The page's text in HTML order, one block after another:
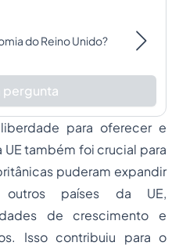
do Reino Unido?
pergunta
para oferecer e
também foi crucial para
puderam expandir
outros países da UE,
de crescimento e
Isso contribuiu para o